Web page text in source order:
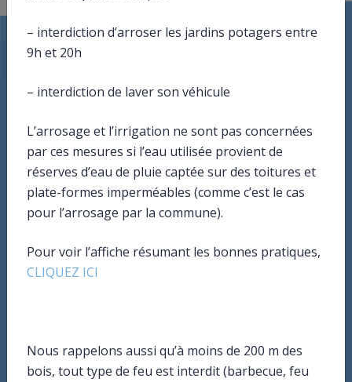
3bis rue des écoles
21121 AHUY
– interdiction d’arroser les jardins potagers entre
9h et 20h
– interdiction de laver son véhicule
L’arrosage et l’irrigation ne sont pas concernées
par ces mesures si l’eau utilisée provient de
réserves d’eau de pluie captée sur des toitures et
plate-formes imperméables (comme c’est le cas
pour l’arrosage par la commune).
Pour voir l’affiche résumant les bonnes pratiques,
CLIQUEZ ICI
Nous rappelons aussi qu’à moins de 200 m des
bois, tout type de feu est interdit (barbecue, feu